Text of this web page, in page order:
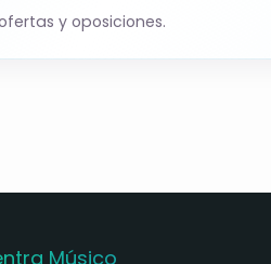
y oposiciones.
Músico